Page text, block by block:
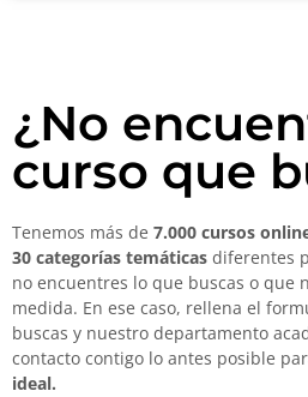
¿No
curso que
Tenemos más de 7.000 cursos
30 categorías temáticas diferentes
no encuentres lo que buscas o que
medida. En ese caso, rellena el
buscas y nuestro departamento
contacto contigo lo antes posible
ideal.